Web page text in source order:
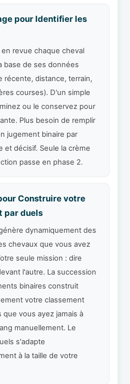
pour Identifier les
revue chaque cheval
base de ses données
récente, distance, terrain,
courses). D'un simple
ou le conservez pour
Plus besoin de remplir
jugement binaire par
et décisif. Seule la crème
passe en phase 2.
Construire votre
par duels
dynamiquement des
chevaux que vous avez
seule mission : dire
l'autre. La succession
binaires construit
votre classement
que vous ayez jamais à
manuellement. Le
s'adapte
à la taille de votre